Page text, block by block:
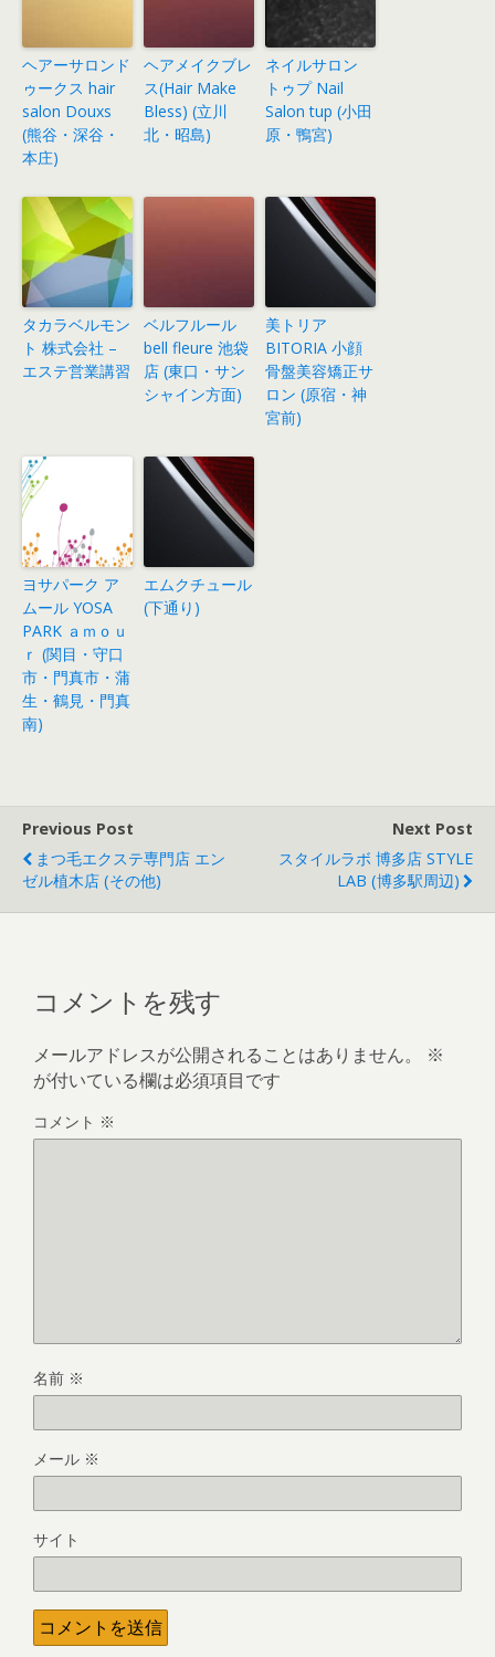
ヘアーサロンド
ゥークス hair
salon Douxs
(熊谷・深谷・
本庄)
ヘアメイクブレ
ス(Hair Make
Bless) (立川
北・昭島)
ネイルサロン
トゥプ Nail
Salon tup (小田
原・鴨宮)
タカラベルモン
ト 株式会社 –
エステ営業講習
ベルフルール
bell fleure 池袋
店 (東口・サン
シャイン方面)
美トリア
BITORIA 小顔
骨盤美容矯正サ
ロン (原宿・神
宮前)
ヨサパーク ア
ムール YOSA
PARK ａｍｏｕ
ｒ (関目・守口
市・門真市・蒲
生・鶴見・門真
南)
エムクチュール
(下通り)
Previous Post
まつ毛エクステ専門店 エン
ゼル植木店 (その他)
Next Post
スタイルラボ 博多店 STYLE
LAB (博多駅周辺)
コメントを残す
メールアドレスが公開されることはありません。
※
が付いている欄は必須項目です
コメント ※
名前 ※
メール ※
サイト